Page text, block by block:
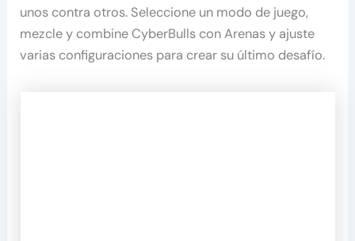
unos contra otros. Seleccione un modo de juego,
mezcle y combine CyberBulls con Arenas y ajuste
varias configuraciones para crear su último desafío.